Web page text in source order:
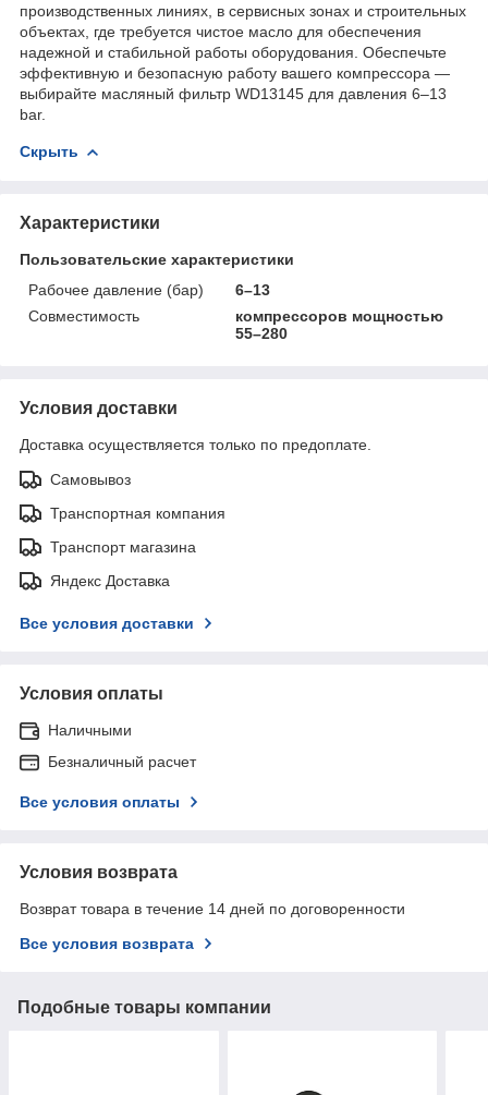
производственных линиях, в сервисных зонах и строительных
объектах, где требуется чистое масло для обеспечения
надежной и стабильной работы оборудования. Обеспечьте
эффективную и безопасную работу вашего компрессора —
выбирайте масляный фильтр WD13145 для давления 6–13
bar.
Скрыть
Характеристики
Пользовательские характеристики
Рабочее давление (бар)
6–13
Совместимость
компрессоров мощностью
55–280
Условия доставки
Доставка осуществляется только по предоплате.
Самовывоз
Транспортная компания
Транспорт магазина
Яндекс Доставка
Все условия доставки
Условия оплаты
Наличными
Безналичный расчет
Все условия оплаты
Условия возврата
Возврат товара в течение 14 дней по договоренности
Все условия возврата
Подобные товары компании